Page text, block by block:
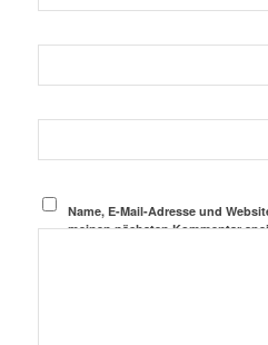
Name, E-Mail-Adresse und
meinen nächsten Kommentar